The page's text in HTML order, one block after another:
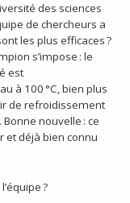
des sciences
de chercheurs a
les plus efficaces ?
s’impose : le
est
à 100 °C, bien plus
de refroidissement
nouvelle : ce
et déjà bien connu
?